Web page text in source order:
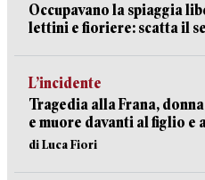
Occupavano la spiaggia
lettini e fioriere: scatta il
L’incidente
Tragedia alla Frana,
e muore davanti al figlio e
di Luca Fiori